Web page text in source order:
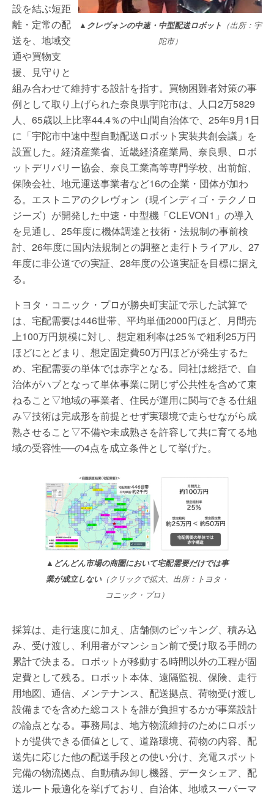
▲クレヴォンの中速・中型配送ロボット （出所：宇
陀市）
設を結ぶ短距
離・定常の配
送を、地域交
通や買物支
援、見守りと
組み合わせて維持する設計を指す。買物困難者対策の事
例として取り上げられた奈良県宇陀市は、人口2万5829
人、65歳以上比率44.4％の中山間自治体で、25年9月1日
に「宇陀市中速中型自動配送ロボット実装共創会議」を
設置した。経済産業省、近畿経済産業局、奈良県、ロボ
ットデリバリー協会、奈良工業高等専門学校、出前館、
保険会社、地元運送事業者など16の企業・団体が加わ
る。エストニアのクレヴォン（現インディゴ・テクノロ
ジーズ）が開発した中速・中型機「CLEVON1」の導入
を見通し、25年度に機体調達と技術・法規制の事前検
討、26年度に国内法規制との調整と走行トライアル、27
年度に非公道での実証、28年度の公道実証を目標に据え
る。
トヨタ・コニック・プロが勝央町実証で示した試算で
は、宅配需要は446世帯、平均単価2000円ほど、月間売
上100万円規模に対し、想定粗利率は25％で粗利25万円
ほどにとどまり、想定固定費50万円ほどが発生するた
め、宅配需要の単体では赤字となる。同社は総括で、自
治体がハブとなって単体事業に閉じず公共性を含めて束
ねること▽地域の事業者、住民が運用に関与できる仕組
み▽技術は完成形を前提とせず実環境で走らせながら成
熟させること▽不備や未成熟さを許容して共に育てる地
域の受容性──の4点を成立条件として挙げた。
▲どんどん市場の商圏において宅配需要だけでは事
業が成立しない（クリックで拡大、出所：トヨタ・
コニック・プロ）
採算は、走行速度に加え、店舗側のピッキング、積み込
み、受け渡し、利用者がマンション前で受け取る手間の
累計で決まる。ロボットが移動する時間以外の工程が固
定費として残る。ロボット本体、遠隔監視、保険、走行
用地図、通信、メンテナンス、配送拠点、荷物受け渡し
設備までを含めた総コストを誰が負担するかが事業設計
の論点となる。事務局は、地方物流維持のためにロボッ
トが提供できる価値として、道路環境、荷物の内容、配
送先に応じた他の配送手段との使い分け、充電スポット
完備の物流拠点、自動積み卸し機器、データシェア、配
送ルート最適化を挙げており、自治体、地域スーパーマ